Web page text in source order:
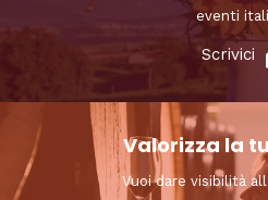
eventi
Scrivici
Valorizza la
Vuoi dare visibilità